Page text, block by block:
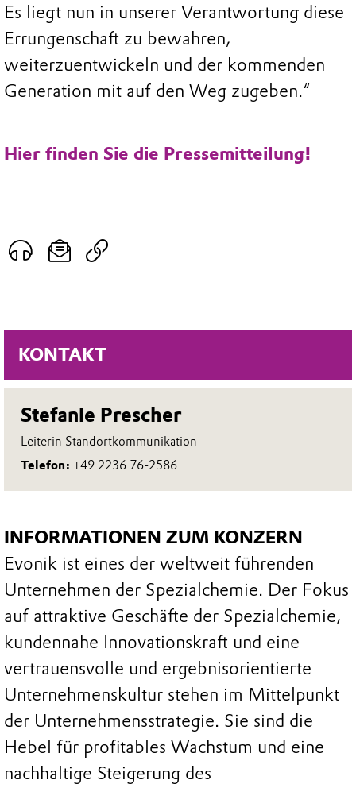
KONTAKT
Stefanie Prescher
Leiterin Standortkommunikation
Telefon: +49 2236 76-2586
Es liegt nun in unserer Verantwortung diese
Errungenschaft zu bewahren,
weiterzuentwickeln und der kommenden
Generation mit auf den Weg zugeben.“
Hier finden Sie die Pressemitteilung!
INFORMATIONEN ZUM KONZERN
Evonik ist eines der weltweit führenden
Unternehmen der Spezialchemie. Der Fokus
auf attraktive Geschäfte der Spezialchemie,
kundennahe Innovationskraft und eine
vertrauensvolle und ergebnisorientierte
Unternehmenskultur stehen im Mittelpunkt
der Unternehmensstrategie. Sie sind die
Hebel für profitables Wachstum und eine
nachhaltige Steigerung des